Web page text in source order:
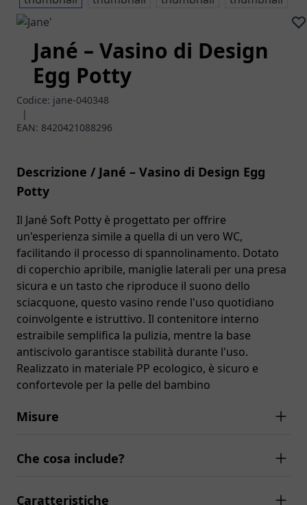
Jané – Vasino di Design
Egg Potty
Codice: jane-040348
|
EAN: 8420421088296
Descrizione / Jané – Vasino di Design Egg
Potty
Il Jané Soft Potty è progettato per offrire
un'esperienza simile a quella di un vero WC,
facilitando il processo di spannolinamento. Dotato
di coperchio apribile, maniglie laterali per una presa
sicura e un tasto che riproduce il suono dello
sciacquone, questo vasino rende l'uso quotidiano
coinvolgente e istruttivo. Il contenitore interno
estraibile semplifica la pulizia, mentre la base
antiscivolo garantisce stabilità durante l'uso.
Realizzato in materiale PP ecologico, è sicuro e
confortevole per la pelle del bambino
Misure
Che cosa include?
Caratteristiche